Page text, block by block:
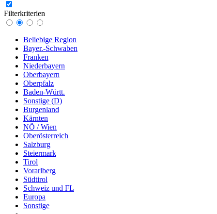
Filterkriterien
Beliebige Region
Bayer.-Schwaben
Franken
Niederbayern
Oberbayern
Oberpfalz
Baden-Württ.
Sonstige (D)
Burgenland
Kärnten
NÖ / Wien
Oberösterreich
Salzburg
Steiermark
Tirol
Vorarlberg
Südtirol
Schweiz und FL
Europa
Sonstige